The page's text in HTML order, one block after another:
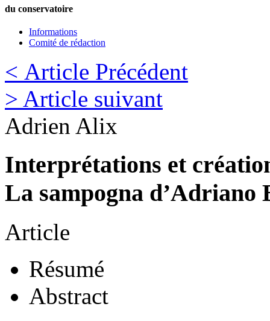
du conservatoire
Informations
Comité de rédaction
< Article Précédent
> Article suivant
Adrien Alix
Interprétations et
La sampogna d’Adriano
Article
Résumé
Abstract